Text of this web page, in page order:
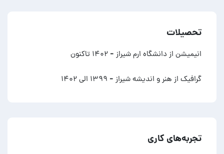
تحصیلات
انیمیشن از دانشگاه ارم شیراز - ۱۴۰۲ تاکنون
گرافیک از هنر و اندیشه شیراز - ۱۳۹۹ الی ۱۴۰۲
تجربه‌های کاری